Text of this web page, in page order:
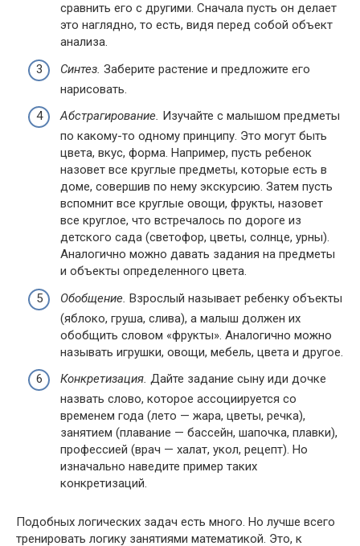
сравнить его с другими. Сначала пусть он делает
это наглядно, то есть, видя перед собой объект
анализа.
Синтез. Заберите растение и предложите его
нарисовать.
Абстрагирование. Изучайте с малышом предметы
по какому-то одному принципу. Это могут быть
цвета, вкус, форма. Например, пусть ребенок
назовет все круглые предметы, которые есть в
доме, совершив по нему экскурсию. Затем пусть
вспомнит все круглые овощи, фрукты, назовет
все круглое, что встречалось по дороге из
детского сада (светофор, цветы, солнце, урны).
Аналогично можно давать задания на предметы
и объекты определенного цвета.
Обобщение. Взрослый называет ребенку объекты
(яблоко, груша, слива), а малыш должен их
обобщить словом «фрукты». Аналогично можно
называть игрушки, овощи, мебель, цвета и другое.
Конкретизация. Дайте задание сыну иди дочке
назвать слово, которое ассоциируется со
временем года (лето — жара, цветы, речка),
занятием (плавание — бассейн, шапочка, плавки),
профессией (врач — халат, укол, рецепт). Но
изначально наведите пример таких
конкретизаций.
Подобных логических задач есть много. Но лучше всего
тренировать логику занятиями математикой. Это, к